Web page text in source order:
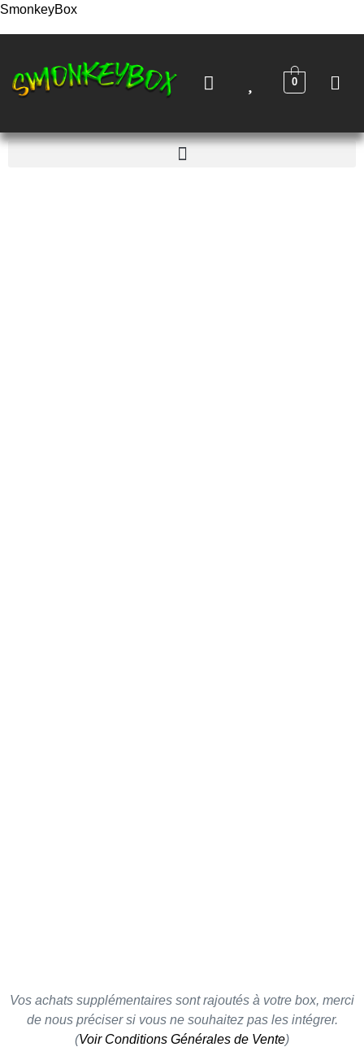
SmonkeyBox
0
Vos achats supplémentaires sont rajoutés à votre box, merci
de nous préciser si vous ne souhaitez pas les intégrer.
(Voir Conditions Générales de Vente)